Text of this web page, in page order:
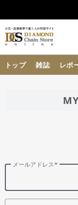
トップ 雑誌 レポ
メールアドレス